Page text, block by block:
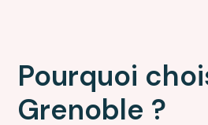
Pourquoi
Grenoble ?